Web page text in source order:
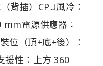
背插）CPU風冷：
電源供應器：
位（頂+底+後）：
援性：上方 360